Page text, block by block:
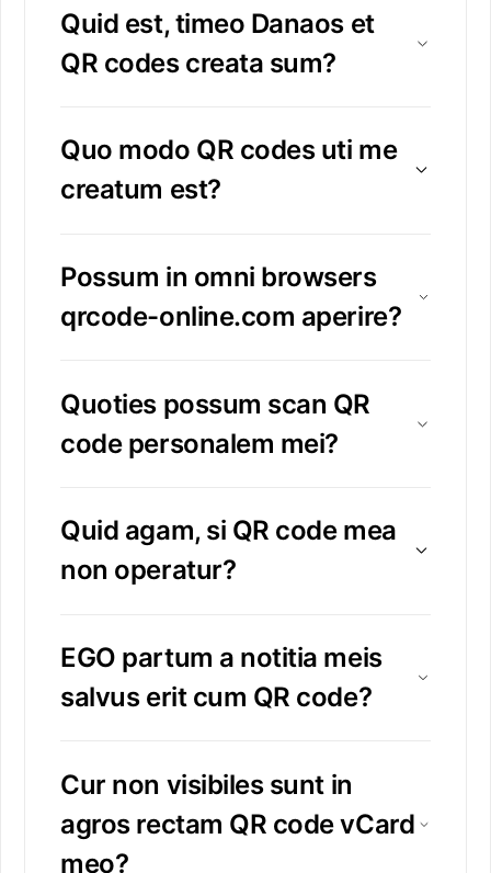
Quid est, timeo Danaos et
QR codes creata sum?
Quo modo QR codes uti me
creatum est?
Possum in omni browsers
qrcode-online.com aperire?
Quoties possum scan QR
code personalem mei?
Quid agam, si QR code mea
non operatur?
EGO partum a notitia meis
salvus erit cum QR code?
Cur non visibiles sunt in
agros rectam QR code vCard
meo?